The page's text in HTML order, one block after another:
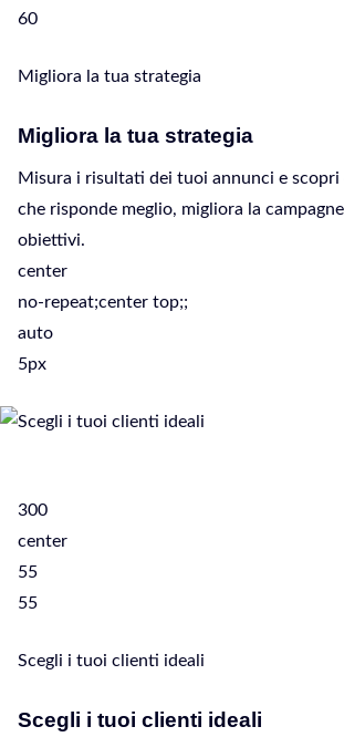
60
Migliora la tua strategia
Migliora la tua strategia
Misura i risultati dei tuoi annunci e scopri
che risponde meglio, migliora la
obiettivi.
center
no-repeat;center top;;
auto
5px
300
center
55
55
Scegli i tuoi clienti ideali
Scegli i tuoi clienti ideali